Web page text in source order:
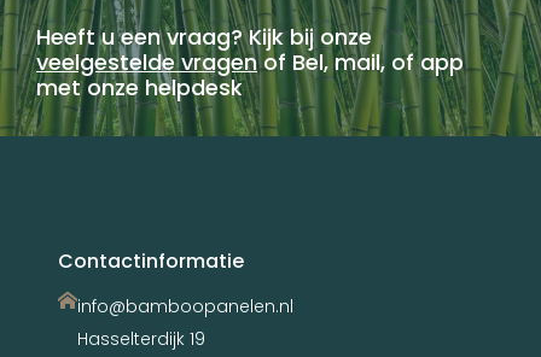
Heeft u een vraag? Kijk bij onze
veelgestelde vragenof Bel, mail, of app
met onze helpdesk
Contactinformatie
info@bamboopanelen.nl
Hasselterdijk 19